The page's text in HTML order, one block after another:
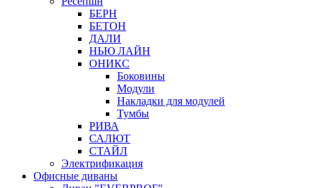
БЕРН
БЕТОН
ДАЛИ
НЬЮ ЛАЙН
ОНИКС
Боковины
Модули
Накладки для модулей
Тумбы
РИВА
САЛЮТ
СТАЙЛ
Электрификация
Офисные диваны